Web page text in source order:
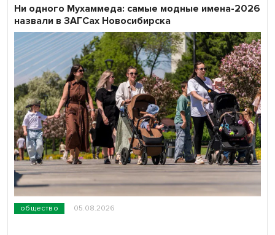
общество 05.08.2026
Ни одного Мухаммеда: самые модные имена-2026
назвали в ЗАГСах Новосибирска